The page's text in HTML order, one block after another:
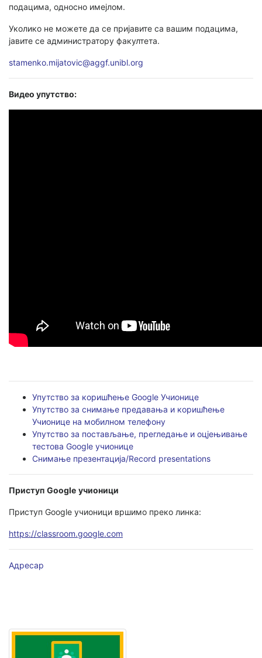
подацима, односно имејлом.
Уколико не можете да се пријавите са вашим подацима,
јавите се администратору факултета.
stamenko.mijatovic@aggf.unibl.org
Видео упутство:
Упутство за коришћење Google Учионице
Упутство за снимање предавања и коришћење
Учионице на мобилном телефону
Упутство за постављање, прегледање и оцјењивање
тестова Google учионице
Снимање презентација/Record presentations
Приступ Google учионици
Приступ Google учионици вршимо преко линка:
https://classroom.google.com
Адресар